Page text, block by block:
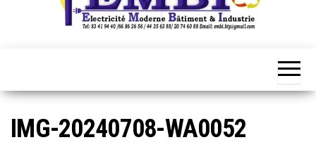
IMG-20240708-WA0052